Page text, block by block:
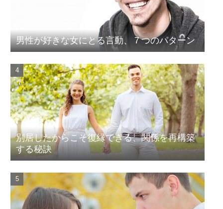
男性が好きな女にとる言動、７つのパターン
別居したからこそ復縁できる、関係を再構築
する秘訣